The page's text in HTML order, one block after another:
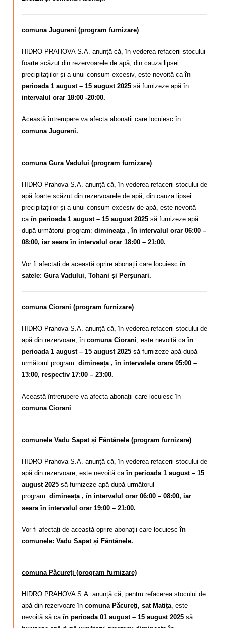
comuna Jugureni (program furnizare)
HIDRO PRAHOVA S.A. anunță că, în vederea refacerii stocului
foarte scăzut din rezervoarele de apă, din cauza lipsei
precipitațiilor și a unui consum excesiv, este nevoită caîn
perioada 1 august – 15 august 2025 să furnizeze apă în
intervalul orar 18:00 -20:00.
Această întrerupere va afecta abonații care locuiesc în
comuna Jugureni.
comuna Gura Vadului (program furnizare)
HIDRO Prahova S.A. anunță că, în vederea refacerii stocului de
apă foarte scăzut din rezervoarele de apă, din cauza lipsei
precipitațiilor și a unui consum excesiv de apă , este nevoită
caîn perioada 1 august – 15 august 2025 să furnizeze apă
după următorul program: dimineața , în intervalul orar 06:00 –
08:00, iar seara în intervalul orar 18:00 – 21:00.
Vor fi afectați de această oprire abonații care locuiescîn
satele: Gura Vadului, Tohani și Perșunari.
comuna Ciorani (program furnizare)
HIDRO Prahova S.A. anunță că, în vederea refacerii stocului de
apă din rezervoare, în comuna Ciorani, este nevoită caîn
perioada 1 august – 15 august 2025 să furnizeze apă după
următorul program: dimineața , în intervalele orare 05:00 –
13:00, respectiv 17:00 – 23:00.
Această întrerupere va afecta abonații care locuiesc în
comuna Ciorani.
comunele Vadu Sapat și Fântânele (program furnizare)
HIDRO Prahova S.A. anunță că, în vederea refacerii stocului de
apă din rezervoare, este nevoită caîn perioada 1 august – 15
august 2025 să furnizeze apă după următorul
program: dimineața , în intervalul orar 06:00 – 08:00, iar
seara în intervalul orar 19:00 – 21:00.
Vor fi afectați de această oprire abonații care locuiescîn
comunele: Vadu Sapat și Fântânele.
comuna Păcureți (program furnizare)
HIDRO PRAHOVA S.A. anunță că, pentru refacerea stocului de
apă din rezervoare în comuna Păcureți, sat Matița, este
nevoită să caîn perioada 01 august – 15 august 2025 să